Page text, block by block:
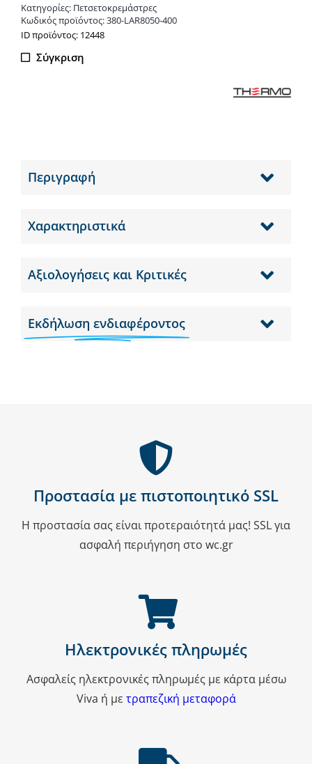
MATT
ποσότητα
Κατηγορίες: Πετσετοκρεμάστρες
Κωδικός προϊόντος:380-LAR8050-400
ΙD προϊόντος: 12448
Σύγκριση
Περιγραφή
Χαρακτηριστικά
Αξιολογήσεις και Κριτικές
Εκδήλωση ενδιαφέροντος
Προστασία με πιστοποιητικό SSL
Η προστασία σας είναι προτεραιότητά μας! SSL για
ασφαλή περιήγηση στο wc.gr
Ηλεκτρονικές πληρωμές
Ασφαλείς ηλεκτρονικές πληρωμές με κάρτα μέσω
Viva ή με τραπεζική μεταφορά